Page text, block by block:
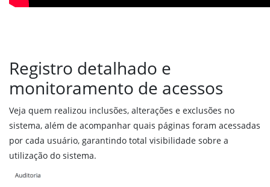
Estoque
Produção
Produção
Planejamento
Rastreabilidade
Quadro de Produção
Registro detalhado e
monitoramento de acessos
Veja quem realizou inclusões, alterações e exclusões no
sistema, além de acompanhar quais páginas foram acessadas
por cada usuário, garantindo total visibilidade sobre a
utilização do sistema.